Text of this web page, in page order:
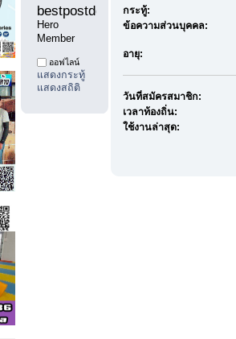
Hero
Member
ออฟไลน์
แสดงกระทู้
แสดงสถิติ
กระทู้:
ข้อความส่วนบุคคล:
อายุ:
วันที่สมัครสมาชิก:
เวลาท้องถิ่น:
ใช้งานล่าสุด: